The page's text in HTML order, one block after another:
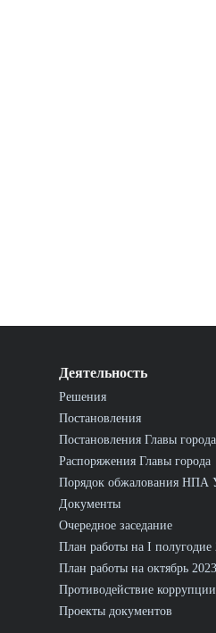
Деятельность
Решения
Постановления
Постановления Главы города
Распоряжения Главы города
Порядок обжалования НПА
Документы
Очередное заседание
План работы на I полугодие
План работы на октябрь
Противодействие коррупции
Проекты документов